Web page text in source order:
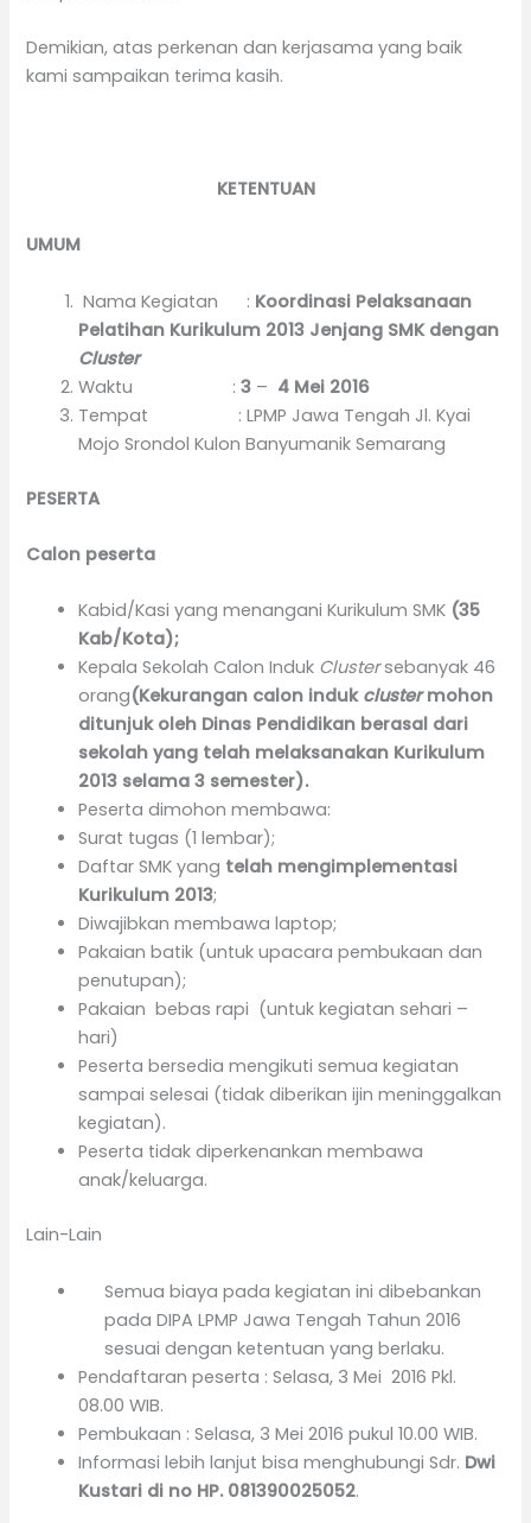
Demikian, atas perkenan dan kerjasama yang baik
kami sampaikan terima kasih.
KETENTUAN
UMUM
Nama Kegiatan : Koordinasi Pelaksanaan
Pelatihan Kurikulum 2013 Jenjang SMK dengan
Cluster
Waktu :3 – 4 Mei 2016
Tempat : LPMP Jawa Tengah Jl. Kyai
Mojo Srondol Kulon Banyumanik Semarang
PESERTA
Calon peserta
Kabid/Kasi yang menangani Kurikulum SMK (35
Kab/Kota);
Kepala Sekolah Calon Induk Clustersebanyak 46
orang(Kekurangan calon induk clustermohon
ditunjuk oleh Dinas Pendidikan berasal dari
sekolah yang telah melaksanakan Kurikulum
2013 selama 3 semester).
Peserta dimohon membawa:
Surat tugas (1 lembar);
Daftar SMK yang telah mengimplementasi
Kurikulum 2013;
Diwajibkan membawa laptop;
Pakaian batik (untuk upacara pembukaan dan
penutupan);
Pakaian bebas rapi (untuk kegiatan sehari –
hari)
Peserta bersedia mengikuti semua kegiatan
sampai selesai (tidak diberikan ijin meninggalkan
kegiatan).
Peserta tidak diperkenankan membawa
anak/keluarga.
Lain-Lain
Semua biaya pada kegiatan ini dibebankan
pada DIPA LPMP Jawa Tengah Tahun 2016
sesuai dengan ketentuan yang berlaku.
Pendaftaran peserta : Selasa, 3 Mei 2016 Pkl.
08.00 WIB.
Pembukaan : Selasa, 3 Mei 2016 pukul 10.00 WIB.
Informasi lebih lanjut bisa menghubungi Sdr. Dwi
Kustari di no HP. 081390025052.